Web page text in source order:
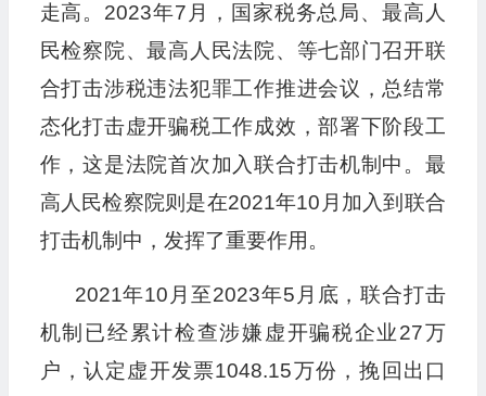
走高。2023年7月，国家税务总局、最高人
民检察院、最高人民法院、等七部门召开联
合打击涉税违法犯罪工作推进会议，总结常
态化打击虚开骗税工作成效，部署下阶段工
作，这是法院首次加入联合打击机制中。最
高人民检察院则是在2021年10月加入到联合
打击机制中，发挥了重要作用。
2021年10月至2023年5月底，联合打击
机制已经累计检查涉嫌虚开骗税企业27万
户，认定虚开发票1048.15万份，挽回出口